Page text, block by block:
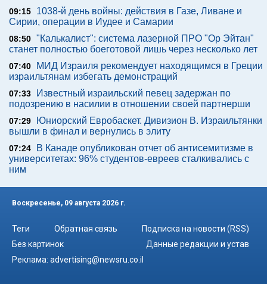
09:15
1038-й день войны: действия в Газе, Ливане и
Сирии, операции в Иудее и Самарии
08:50 "Калькалист": система лазерной ПРО "Ор Эйтан"
станет полностью боеготовой лишь через несколько лет
07:40
МИД Израиля рекомендует находящимся в Греции
израильтянам избегать демонстраций
07:33
Известный израильский певец задержан по
подозрению в насилии в отношении своей партнерши
07:29
Юниорский Евробаскет. Дивизион В. Израильтянки
вышли в финал и вернулись в элиту
07:24
В Канаде опубликован отчет об антисемитизме в
университетах: 96% студентов-евреев сталкивались с
ним
Воскресенье, 09 августа 2026 г.
Теги Обратная связь
Подписка на новости (RSS)
Без картинок
Данные редакции и устав
Реклама: advertising@newsru.co.il